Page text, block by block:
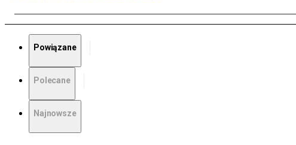
Powiązane
Polecane
Najnowsze